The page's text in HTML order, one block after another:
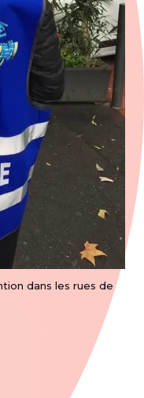
dans les rues de